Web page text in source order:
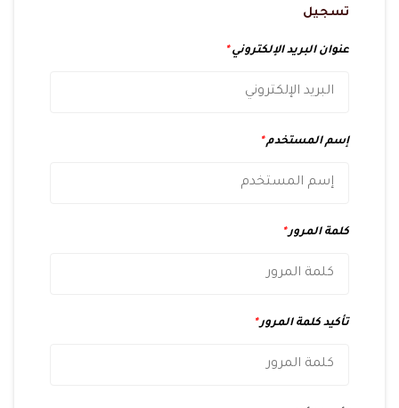
تسجيل
عنوان البريد الإلكتروني*
إسم المستخدم*
كلمة المرور*
تأكيد كلمة المرور*